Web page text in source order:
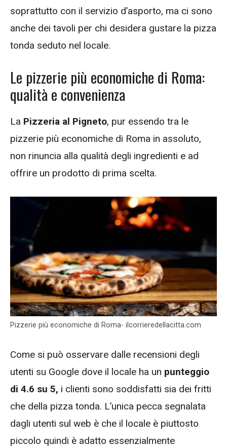
soprattutto con il servizio d’asporto, ma ci sono
anche dei tavoli per chi desidera gustare la pizza
tonda seduto nel locale.
Le pizzerie più economiche di Roma:
qualità e convenienza
La Pizzeria al Pigneto, pur essendo tra le
pizzerie più economiche di Roma in assoluto,
non rinuncia alla qualità degli ingredienti e ad
offrire un prodotto di prima scelta.
Pizzerie più economiche di Roma- ilcorrieredellacitta.com
Come si può osservare dalle recensioni degli
utenti su Google dove il locale ha un punteggio
di 4.6 su 5, i clienti sono soddisfatti sia dei fritti
che della pizza tonda. L’unica pecca segnalata
dagli utenti sul web è che il locale è piuttosto
piccolo quindi è adatto essenzialmente